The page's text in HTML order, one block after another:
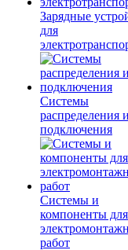
Зарядные
для
Системы
распределения и
подключения
Системы и
компоненты для
работ